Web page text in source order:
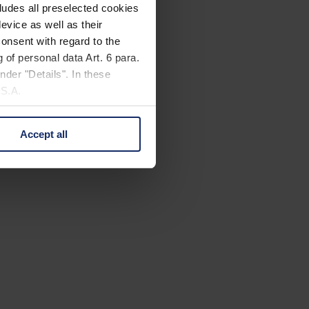
all preselected cookies
as well as their
with regard to the
personal data Art. 6 para.
"Details". In these
your mind by clicking
Accept all